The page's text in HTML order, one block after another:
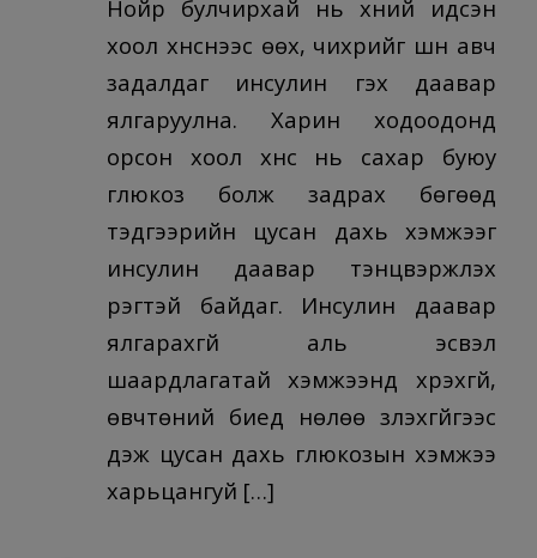
Нойр булчирхай нь хүний идсэн
хоол хүнснээс өөх, чихрийг шүүн авч
задалдаг инсулин гэх даавар
ялгаруулна. Харин ходоодонд
орсон хоол хүнс нь сахар буюу
глюкоз болж задрах бөгөөд
тэдгээрийн цусан дахь хэмжээг
инсулин даавар тэнцвэржүүлэх
үүрэгтэй байдаг. Инсулин даавар
ялгарахгүй аль эсвэл
шаардлагатай хэмжээнд хүрэхгүй,
өвчтөний биед нөлөө үзүүлэхгүйгээс
үүдэж цусан дахь глюкозын хэмжээ
харьцангуй […]